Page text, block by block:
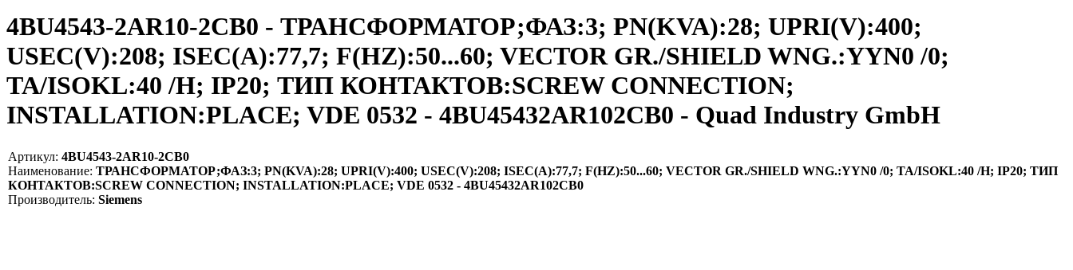
4BU4543-2AR10-2CB0 - ТРАНСФОРМАТОР;ФАЗ:3; PN(KVA):28; UPRI(V):400;
USEC(V):208; ISEC(A):77,7; F(HZ):50...60; VECTOR GR./SHIELD WNG.:YYN0 /0;
TA/ISOKL:40 /H; IP20; ТИП КОНТАКТОВ:SCREW CONNECTION;
INSTALLATION:PLACE; VDE 0532 - 4BU45432AR102CB0 - Quad Industry GmbH
Артикул: 4BU4543-2AR10-2CB0
Наименование: ТРАНСФОРМАТОР;ФАЗ:3; PN(KVA):28; UPRI(V):400; USEC(V):208; ISEC(A):77,7; F(HZ):50...60; VECTOR GR./SHIELD WNG.:YYN0 /0; TA/ISOKL:40 /H; IP20; ТИП
КОНТАКТОВ:SCREW CONNECTION; INSTALLATION:PLACE; VDE 0532 - 4BU45432AR102CB0
Производитель: Siemens